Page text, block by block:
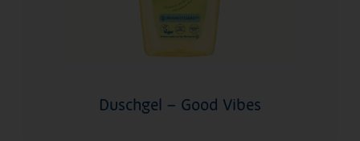
Duschgel – Good Vibes